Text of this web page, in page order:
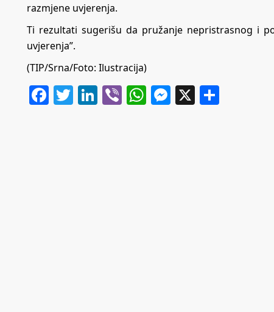
razmjene uvjerenja.
Ti rezultati sugerišu da pružanje nepristrasnog i
uvjerenja”.
(TIP/Srna/Foto: Ilustracija)
Facebook
Twitter
LinkedIn
ViberWhatsApp
Messenger
X